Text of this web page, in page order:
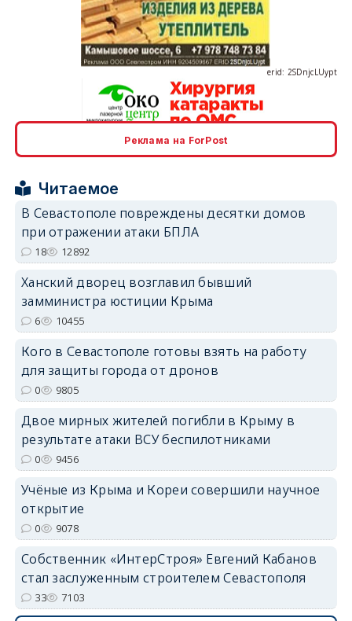
erid: 2SDnjdPjgYS
Реклама на ForPost
Читаемое
В Севастополе повреждены десятки домов
при отражении атаки БПЛА
18 12892
Ханский дворец возглавил бывший
замминистра юстиции Крыма
6 10455
Кого в Севастополе готовы взять на работу
для защиты города от дронов
0 9805
Двое мирных жителей погибли в Крыму в
результате атаки ВСУ беспилотниками
0 9456
Учёные из Крыма и Кореи совершили научное
открытие
0 9078
Собственник «ИнтерСтроя» Евгений Кабанов
стал заслуженным строителем Севастополя
33 7103